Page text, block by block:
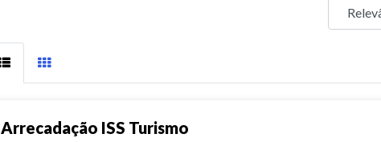
Arrecadação ISS Turismo